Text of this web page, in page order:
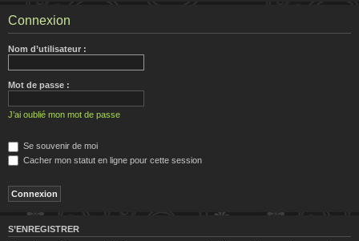
Connexion
Nom d’utilisateur :
Mot de passe :
J’ai oublié mon mot de passe
Se souvenir de moi
Cacher mon statut en ligne pour cette session
S’ENREGISTRER